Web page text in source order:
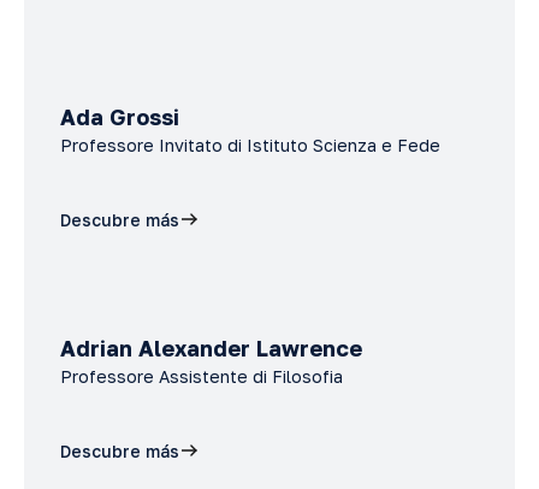
Ada Grossi
Professore Invitato di Istituto Scienza e Fede
Descubre más
Adrian Alexander Lawrence
Professore Assistente di Filosofia
Descubre más